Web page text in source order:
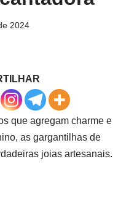
2024
que agregam charme e
as gargantilhas de
joias artesanais.